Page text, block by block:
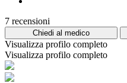
7 recensioni
Chiedi al medico
Visualizza profilo completo
Visualizza profilo completo